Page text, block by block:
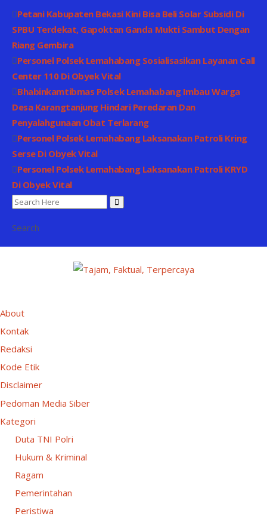
Petani Kabupaten Bekasi Kini Bisa Beli Solar Subsidi Di
SPBU Terdekat, Gapoktan Ganda Mukti Sambut Dengan
Riang Gembira
Personel Polsek Lemahabang Sosialisasikan Layanan Call
Center 110 Di Obyek Vital
Bhabinkamtibmas Polsek Lemahabang Imbau Warga
Desa Karangtanjung Hindari Peredaran Dan
Penyalahgunaan Obat Terlarang
Personel Polsek Lemahabang Laksanakan Patroli Kring
Serse Di Obyek Vital
Personel Polsek Lemahabang Laksanakan Patroli KRYD
Di Obyek Vital
Search
About
Kontak
Redaksi
Kode Etik
Disclaimer
Pedoman Media Siber
Kategori
Duta TNI Polri
Hukum & Kriminal
Ragam
Pemerintahan
Peristiwa